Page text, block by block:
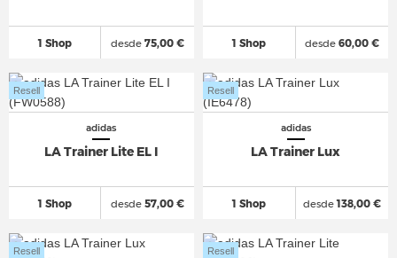
1 Shop desde75,00 € 1 Shop desde60,00 €
adidas
LA Trainer Lite EL I
1 Shop
Resell
desde57,00 €
adidas
LA Trainer Lux
1 Shop
Resell
desde138,00 €
Resell Resell